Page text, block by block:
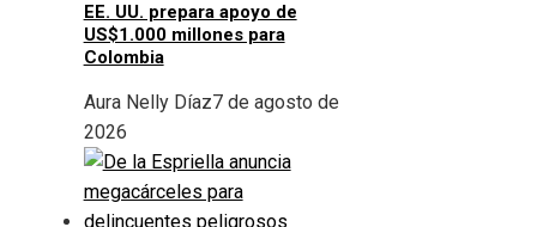
EE. UU. prepara apoyo de
US$1.000 millones para
Colombia
Aura Nelly Díaz7 de agosto de
2026